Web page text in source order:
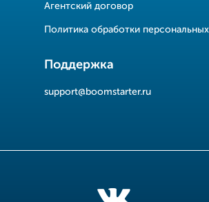
Агентский договор
Политика обработки
Поддержка
support@boomstarter.ru